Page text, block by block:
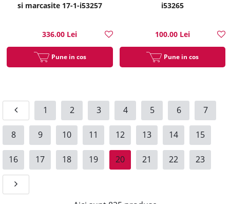
si marcasite 17-1-i53257
336.00 Lei
Pune in cos
i53265
100.00 Lei
Pune in cos
1 2 3 4 5 6 7
8 9 10 11 12 13 14 15
16 17 18 19 20 21 22 23